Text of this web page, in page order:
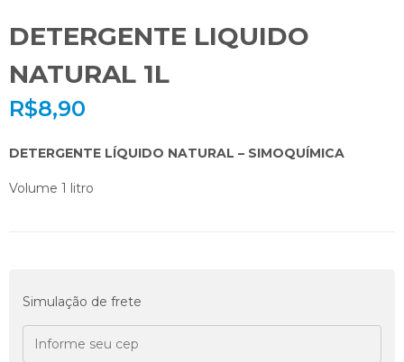
DETERGENTE LIQUIDO
NATURAL 1L
R$8,90
DETERGENTE LÍQUIDO NATURAL – SIMOQUÍMICA
Volume 1 litro
Simulação de frete